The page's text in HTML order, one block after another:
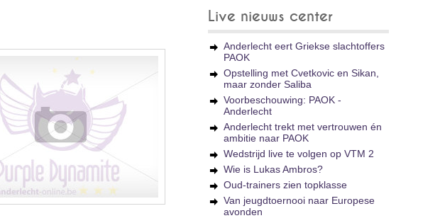
Live nieuws center
Anderlecht eert Griekse slachtoffers
PAOK
Opstelling met Cvetkovic en Sikan,
maar zonder Saliba
Voorbeschouwing: PAOK -
Anderlecht
Anderlecht trekt met vertrouwen én
ambitie naar PAOK
Wedstrijd live te volgen op VTM 2
Wie is Lukas Ambros?
Oud-trainers zien topklasse
Van jeugdtoernooi naar Europese
avonden